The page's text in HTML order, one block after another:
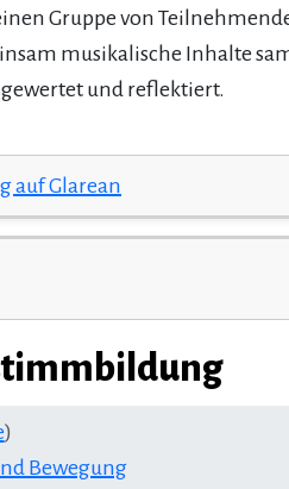
Gruppe von
musikalische Inhalte
und reflektiert.
auf Glarean
)
Bewegung